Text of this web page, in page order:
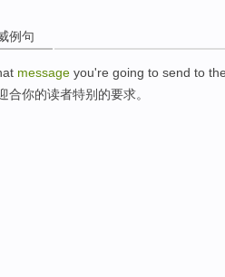
例句
message you're going to send to
合你的读者特别 的要求。